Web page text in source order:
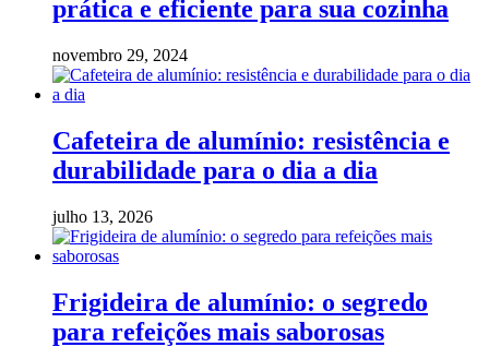
prática e eficiente para sua cozinha
novembro 29, 2024
Cafeteira de alumínio: resistência e
durabilidade para o dia a dia
julho 13, 2026
Frigideira de alumínio: o segredo
para refeições mais saborosas